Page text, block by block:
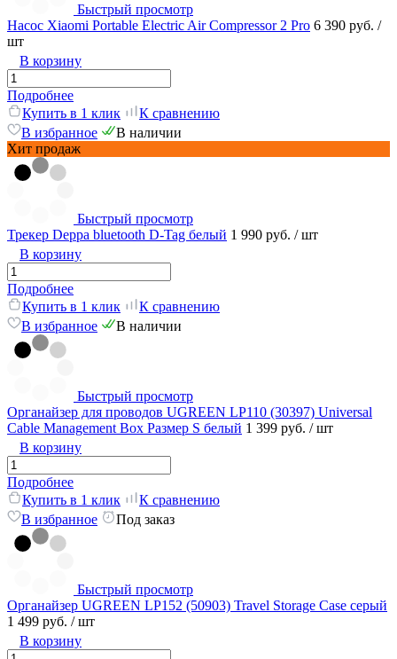
Быстрый просмотр
Насос Xiaomi Portable Electric Air Compressor 2 Pro 6 390 руб. /
шт
В корзину
Подробнее
Купить в 1 клик
К сравнению
В избранное
В наличии
Хит продаж
Быстрый просмотр
Трекер Deppa bluetooth D-Tag белый 1 990 руб. / шт
В корзину
Подробнее
Купить в 1 клик
К сравнению
В избранное
В наличии
Быстрый просмотр
Органайзер для проводов UGREEN LP110 (30397) Universal
Cable Management Box Размер S белый 1 399 руб. / шт
В корзину
Подробнее
Купить в 1 клик
К сравнению
В избранное
Под заказ
Быстрый просмотр
Органайзер UGREEN LP152 (50903) Travel Storage Case серый
1 499 руб. / шт
В корзину